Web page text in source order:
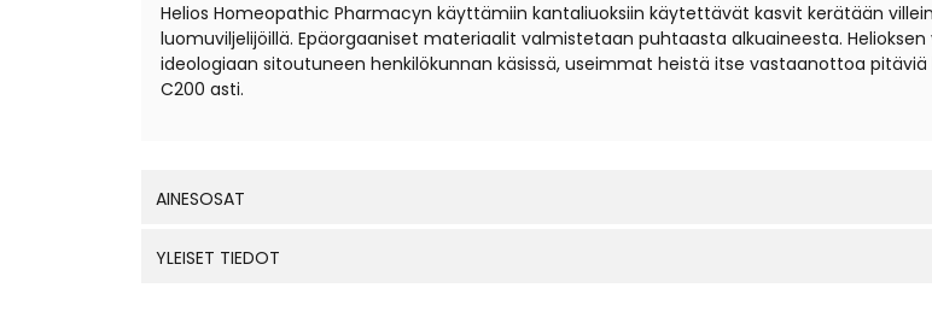
Helios Homeopathic Pharmacyn käyttämiin kantaliuoksiin käytettävät kasvit kerätään
luomuviljelijöillä. Epäorgaaniset materiaalit valmistetaan puhtaasta alkuaineesta.
ideologiaan sitoutuneen henkilökunnan käsissä, useimmat heistä itse vastaanottoa
C200 asti.
AINESOSAT
YLEISET TIEDOT